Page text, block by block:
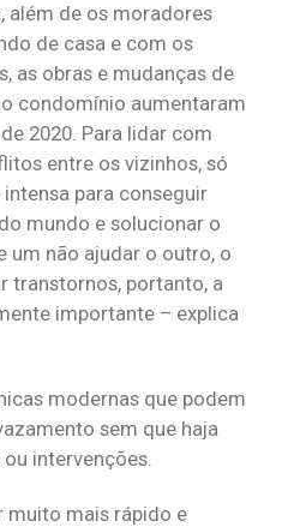
além de os moradores
de casa e com os
as obras e mudanças de
condomínio aumentaram
2020. Para lidar com
entre os vizinhos, só
para conseguir
mundo e solucionar o
um não ajudar o outro, o
transtornos, portanto, a
importante – explica
modernas que podem
sem que haja
intervenções.
muito mais rápido e